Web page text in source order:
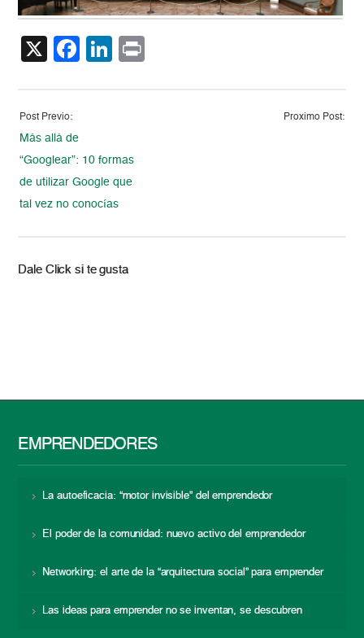
X Facebook
LinkedIn
Post Previo:
Más allá de
“Googlear”: 10 formas
de utilizar Google que
tal vez no conocías
Proximo Post:
Dale Click si te gusta
EMPRENDEDORES
La autoeficacia: “motor invisible” del emprendedor
El poder de la comunidad: nuevo activo del emprendedor
Networking: el arte de la “arquitectura social” para emprender
Las ideas para emprender no se inventan, se descubren